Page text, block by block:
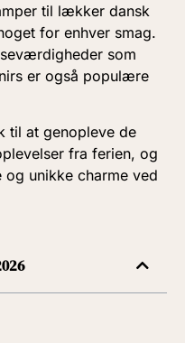
til lækker dansk
for enhver smag.
som
er også populære
til at genopleve de
fra ferien, og
unikke charme ved